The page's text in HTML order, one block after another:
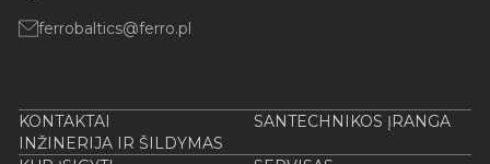
ferrobaltics@ferro.pl
KONTAKTAI
SANTECHNIKOS ĮRANGA
INŽINERIJA IR ŠILDYMAS